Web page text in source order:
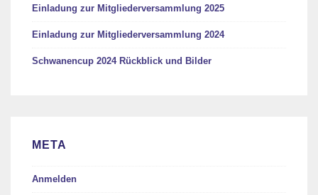
Einladung zur Mitgliederversammlung 2025
Einladung zur Mitgliederversammlung 2024
Schwanencup 2024 Rückblick und Bilder
META
Anmelden